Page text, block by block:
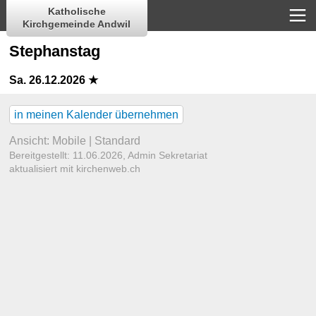
Katholische
Kirchgemeinde Andwil
Stephanstag
Sa. 26.12.2026 ★
in meinen Kalender übernehmen
Ansicht: Mobile Standard
Bereitgestellt: 11.06.2026,Admin Sekretariat
aktualisiert mit kirchenweb.ch